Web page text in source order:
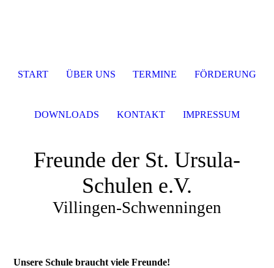
Freunde der St. Ursula-
Schulen e.V.
Villingen-Schwenningen
Unsere Schulebraucht viele Freunde!
START ÜBER UNS TERMINE FÖRDERUNG
DOWNLOADS KONTAKT IMPRESSUM